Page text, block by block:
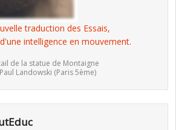
traduction des Essais,
intelligence en mouvement.
de la statue de Montaigne
Landowski (Paris 5ème)